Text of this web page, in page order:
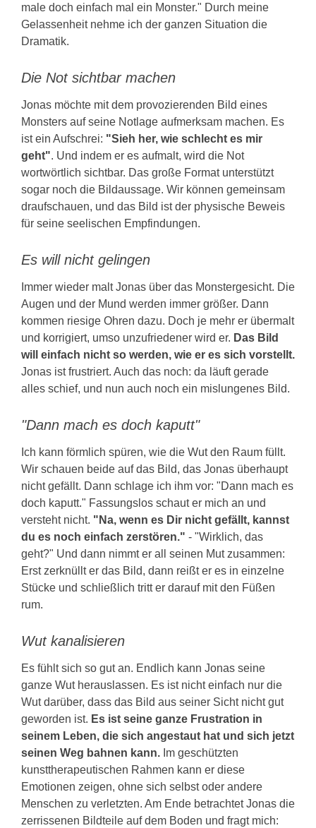
male doch einfach mal ein Monster." Durch meine
Gelassenheit nehme ich der ganzen Situation die
Dramatik.
Die Not sichtbar machen
Jonas möchte mit dem provozierenden Bild eines
Monsters auf seine Notlage aufmerksam machen. Es
ist ein Aufschrei: "Sieh her, wie schlecht es mir
geht". Und indem er es aufmalt, wird die Not
wortwörtlich sichtbar. Das große Format unterstützt
sogar noch die Bildaussage. Wir können gemeinsam
draufschauen, und das Bild ist der physische Beweis
für seine seelischen Empfindungen.
Es will nicht gelingen
Immer wieder malt Jonas über das Monstergesicht. Die
Augen und der Mund werden immer größer. Dann
kommen riesige Ohren dazu. Doch je mehr er übermalt
und korrigiert, umso unzufriedener wird er. Das Bild
will einfach nicht so werden, wie er es sich vorstellt.
Jonas ist frustriert. Auch das noch: da läuft gerade
alles schief, und nun auch noch ein mislungenes Bild.
"Dann mach es doch kaputt"
Ich kann förmlich spüren, wie die Wut den Raum füllt.
Wir schauen beide auf das Bild, das Jonas überhaupt
nicht gefällt. Dann schlage ich ihm vor: "Dann mach es
doch kaputt." Fassungslos schaut er mich an und
versteht nicht. "Na, wenn es Dir nicht gefällt, kannst
du es noch einfach zerstören." - "Wirklich, das
geht?" Und dann nimmt er all seinen Mut zusammen:
Erst zerknüllt er das Bild, dann reißt er es in einzelne
Stücke und schließlich tritt er darauf mit den Füßen
rum.
Wut kanalisieren
Es fühlt sich so gut an. Endlich kann Jonas seine
ganze Wut herauslassen. Es ist nicht einfach nur die
Wut darüber, dass das Bild aus seiner Sicht nicht gut
geworden ist. Es ist seine ganze Frustration in
seinem Leben, die sich angestaut hat und sich jetzt
seinen Weg bahnen kann. Im geschützten
kunsttherapeutischen Rahmen kann er diese
Emotionen zeigen, ohne sich selbst oder andere
Menschen zu verletzten. Am Ende betrachtet Jonas die
zerrissenen Bildteile auf dem Boden und fragt mich: